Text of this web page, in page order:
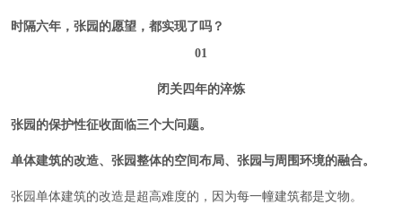
时隔六年，张园的愿望，都实现了吗？
01
闭关四年的淬炼
张园的保护性征收面临三个大问题。
单体建筑的改造、张园整体的空间布局、张园与周围环境的融合。
张园单体建筑的改造是超高难度的，因为每一幢建筑都是文物。